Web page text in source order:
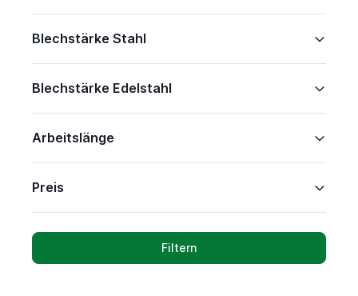
Blechstärke Stahl
Blechstärke Edelstahl
Arbeitslänge
Preis
Filtern